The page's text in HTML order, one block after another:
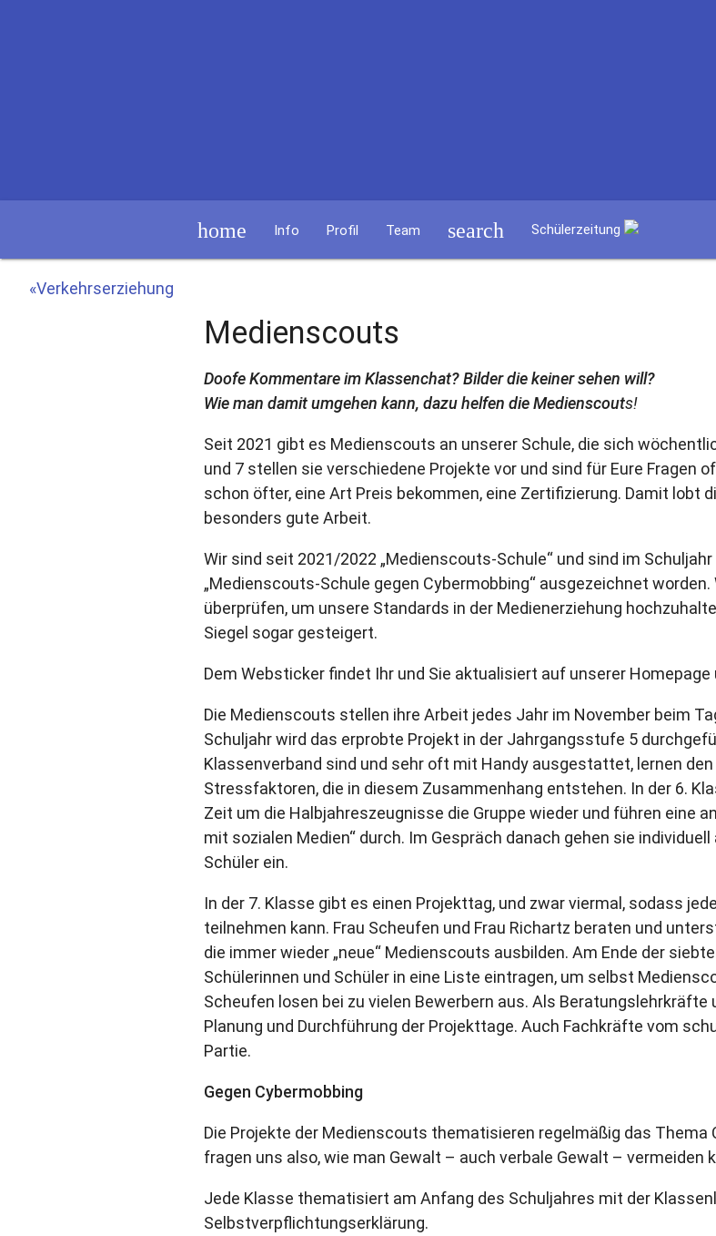
home Info Profil Team search Schülerzeitung
«Verkehrserziehung
Medienscouts
Doofe Kommentare im Klassenchat? Bilder die keiner sehen will?
Wie man damit umgehen kann, dazu helfen die Medienscouts!
Seit 2021 gibt es Medienscouts an unserer Schule, die sich
und 7 stellen sie verschiedene Projekte vor und sind für Eure Fragen
schon öfter, eine Art Preis bekommen, eine Zertifizierung. Damit lobt
besonders gute Arbeit.
Wir sind seit 2021/2022 „Medienscouts-Schule“ und sind im
„Medienscouts-Schule gegen Cybermobbing“ ausgezeichnet
überprüfen, um unsere Standards in der Medienerziehung
Siegel sogar gesteigert.
Dem Websticker findet Ihr und Sie aktualisiert auf unserer
Die Medienscouts stellen ihre Arbeit jedes Jahr im November beim
Schuljahr wird das erprobte Projekt in der Jahrgangsstufe 5
Klassenverband sind und sehr oft mit Handy ausgestattet, lernen
Stressfaktoren, die in diesem Zusammenhang entstehen. In der 6.
Zeit um die Halbjahreszeugnisse die Gruppe wieder und führen eine
mit sozialen Medien“ durch. Im Gespräch danach gehen sie
Schüler ein.
In der 7. Klasse gibt es einen Projekttag, und zwar viermal, sodass
teilnehmen kann. Frau Scheufen und Frau Richartz beraten und
die immer wieder „neue“ Medienscouts ausbilden. Am Ende der
Schülerinnen und Schüler in eine Liste eintragen, um selbst
Scheufen losen bei zu vielen Bewerbern aus. Als
Planung und Durchführung der Projekttage. Auch Fachkräfte vom
Partie.
Gegen Cybermobbing
Die Projekte der Medienscouts thematisieren regelmäßig das Thema
fragen uns also, wie man Gewalt – auch verbale Gewalt – vermeiden
Jede Klasse thematisiert am Anfang des Schuljahres mit der
Selbstverpflichtungserklärung.